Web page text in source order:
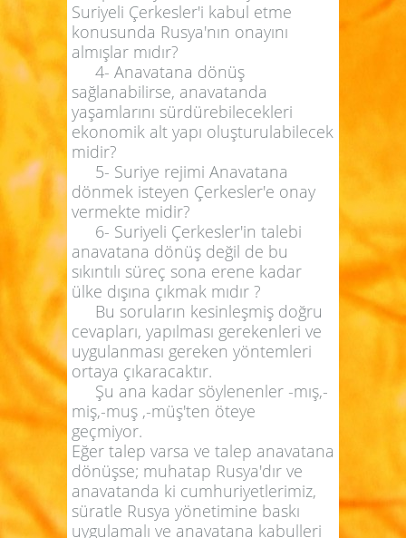
Suriyeli Çerkesler'i kabul etme
konusunda Rusya'nın onayını
almışlar mıdır?
4- Anavatana dönüş
sağlanabilirse, anavatanda
yaşamlarını sürdürebilecekleri
ekonomik alt yapı oluşturulabilecek
midir?
5- Suriye rejimi Anavatana
dönmek isteyen Çerkesler'e onay
vermekte midir?
6- Suriyeli Çerkesler'in talebi
anavatana dönüş değil de bu
sıkıntılı süreç sona erene kadar
ülke dışına çıkmak mıdır ?
Bu soruların kesinleşmiş doğru
cevapları, yapılması gerekenleri ve
uygulanması gereken yöntemleri
ortaya çıkaracaktır.
Şu ana kadar söylenenler -mış,-
miş,-muş ,-müş'ten öteye
geçmiyor.
Eğer talep varsa ve talep anavatana
dönüşse; muhatap Rusya'dır ve
anavatanda ki cumhuriyetlerimiz,
süratle Rusya yönetimine baskı
uygulamalı ve anavatana kabulleri